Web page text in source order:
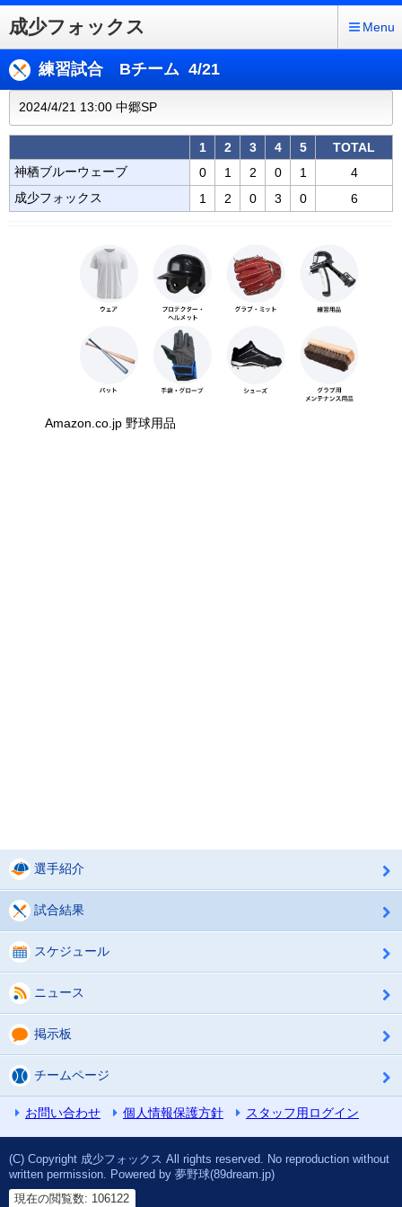
成少フォックス Menu
練習試合 Bチーム 4/21
2024/4/21 13:00 中郷SP
1 2 3 4 5
TOTAL
神栖ブルーウェーブ
0 1 2 0 1
4
成少フォックス
1 2 0 3 0 6
Amazon.co.jp 野球用品
選手紹介
試合結果
スケジュール
ニュース
掲示板
チームページ
お問い合わせ 個人情報保護方針 スタッフ用ログイン
(C) Copyright 成少フォックス All rights reserved. No reproduction without
written permission. Powered by 夢野球(89dream.jp)
現在の閲覧数: 106122